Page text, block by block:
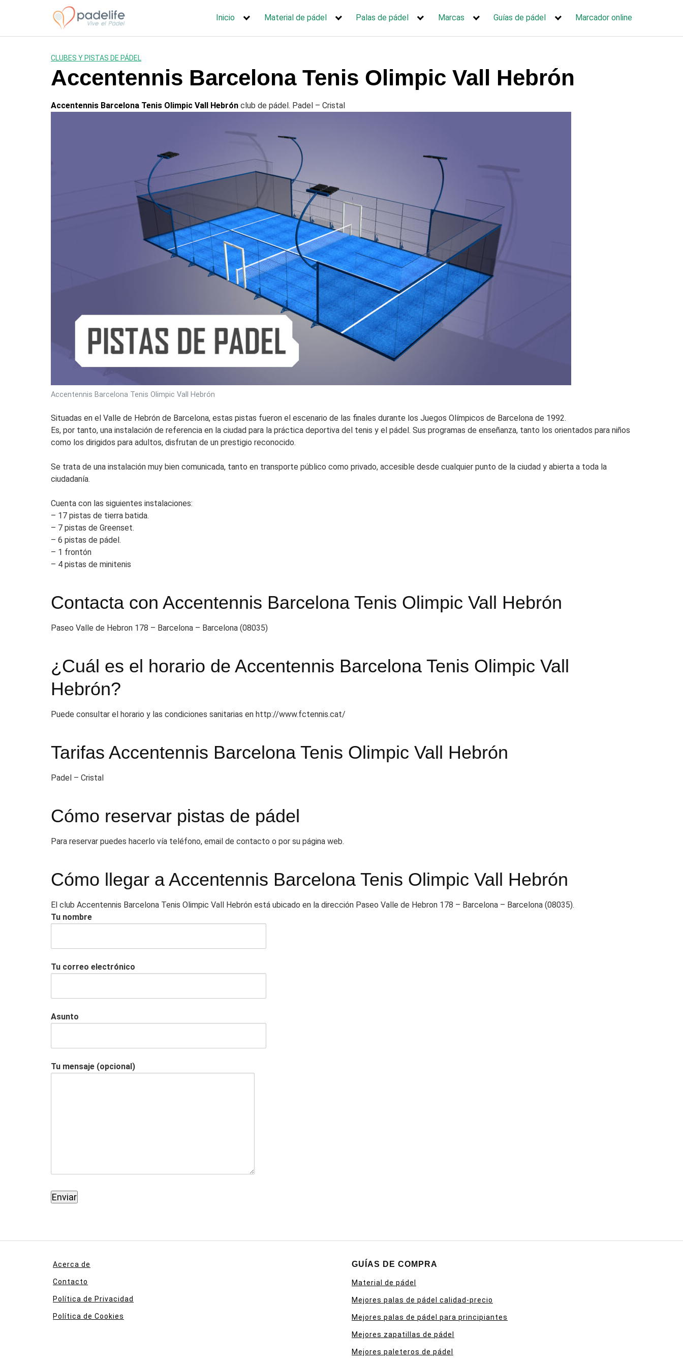
Inicio Material de pádel Palas de pádel Marcas Guías de pádel Marcador online
CLUBES Y PISTAS DE PÁDEL
Accentennis Barcelona Tenis Olimpic Vall Hebrón
Accentennis Barcelona Tenis Olimpic Vall Hebrón club de pádel. Padel – Cristal
Accentennis Barcelona Tenis Olimpic Vall Hebrón
Situadas en el Valle de Hebrón de Barcelona, estas pistas fueron el escenario de las finales durante los Juegos Olímpicos de Barcelona de 1992.
Es, por tanto, una instalación de referencia en la ciudad para la práctica deportiva del tenis y el pádel. Sus programas de enseñanza, tanto los orientados para niños
como los dirigidos para adultos, disfrutan de un prestigio reconocido.
Se trata de una instalación muy bien comunicada, tanto en transporte público como privado, accesible desde cualquier punto de la ciudad y abierta a toda la
ciudadanía.
Cuenta con las siguientes instalaciones:
– 17 pistas de tierra batida.
– 7 pistas de Greenset.
– 6 pistas de pádel.
– 1 frontón
– 4 pistas de minitenis
Contacta con Accentennis Barcelona Tenis Olimpic Vall Hebrón
Paseo Valle de Hebron 178 – Barcelona – Barcelona (08035)
¿Cuál es el horario de Accentennis Barcelona Tenis Olimpic Vall
Hebrón?
Puede consultar el horario y las condiciones sanitarias en http://www.fctennis.cat/
Tarifas Accentennis Barcelona Tenis Olimpic Vall Hebrón
Padel – Cristal
Cómo reservar pistas de pádel
Para reservar puedes hacerlo vía teléfono, email de contacto o por su página web.
Cómo llegar a Accentennis Barcelona Tenis Olimpic Vall Hebrón
El club Accentennis Barcelona Tenis Olimpic Vall Hebrón está ubicado en la dirección Paseo Valle de Hebron 178 – Barcelona – Barcelona (08035).
Tu nombre
Tu correo electrónico
Asunto
Tu mensaje (opcional)
Acerca de
Contacto
Política de Privacidad
Política de Cookies
GUÍAS DE COMPRA
Material de pádel
Mejores palas de pádel calidad-precio
Mejores palas de pádel para principiantes
Mejores zapatillas de pádel
Mejores paleteros de pádel